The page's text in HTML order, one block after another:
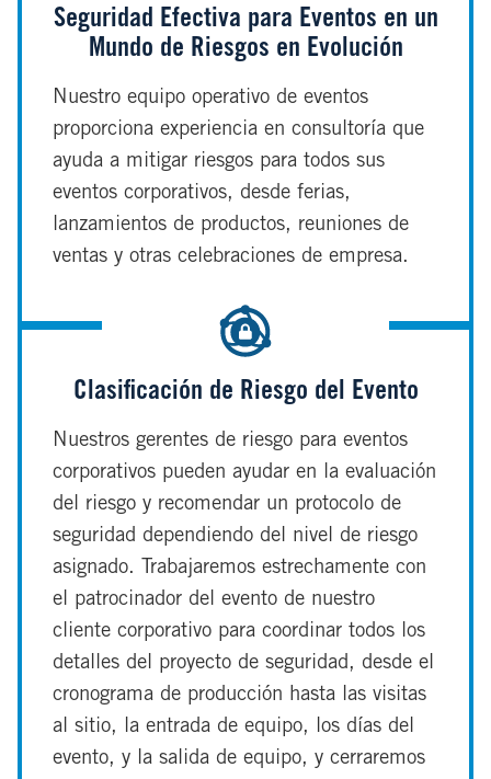
Seguridad Efectiva para Eventos en un
Mundo de Riesgos en Evolución
Nuestro equipo operativo de eventos
proporciona experiencia en consultoría que
ayuda a mitigar riesgos para todos sus
eventos corporativos, desde ferias,
lanzamientos de productos, reuniones de
ventas y otras celebraciones de empresa.
Clasificación de Riesgo del Evento
Nuestros gerentes de riesgo para eventos
corporativos pueden ayudar en la evaluación
del riesgo y recomendar un protocolo de
seguridad dependiendo del nivel de riesgo
asignado. Trabajaremos estrechamente con
el patrocinador del evento de nuestro
cliente corporativo para coordinar todos los
detalles del proyecto de seguridad, desde el
cronograma de producción hasta las visitas
al sitio, la entrada de equipo, los días del
evento, y la salida de equipo, y cerraremos